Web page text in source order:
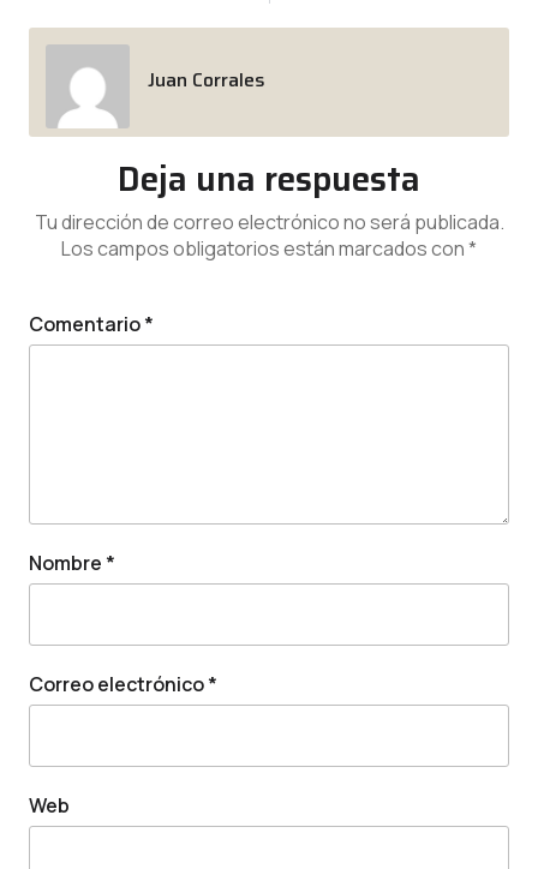
Juan Corrales
Deja una respuesta
Tu dirección de correo electrónico no será publicada.
Los campos obligatorios están marcados con*
Comentario*
Nombre *
Correo electrónico*
Web